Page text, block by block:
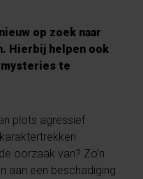
op zoek naar
Hierbij helpen ook
te
plots agressief
oorzaak van? Zo’n
aan een beschadiging